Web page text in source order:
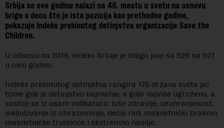
Srbija se ove godine nalazi na 46. mestu u svetu na osnovu
brige o decu što je ista pozicija kao prethodne godine,
pokazuje Indeks prekinutog detinjstva organizacije Save the
Children.
U odnosu na 2018, indeks Srbije je blago pao sa 928 na 927
u ovoj godini.
Indeks prekinutog detinjstva rangira 176 država sveta po
tome gde je detinjstvo najmanje, a gdje najviše ugroženo, a
sastoji se iz osam indikatora: loše zdravlje, neuhranjenost,
isključivanje iz obrazovanja, dečiji rad, maloletnički brakovi,
maloletničke trudnoće i ekstremno nasilje.